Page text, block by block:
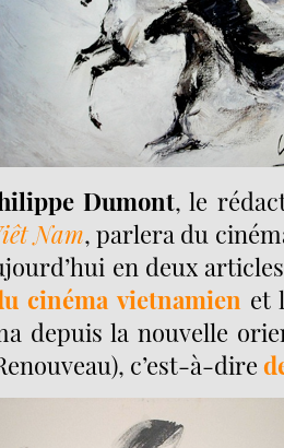
Dumont, le
Nam, parlera du
en deux
cinéma vietnamien et
depuis la nouvelle
c’est-à-dire